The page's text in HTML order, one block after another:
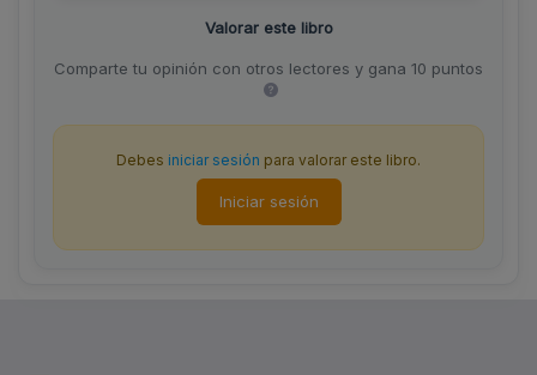
Valorar este libro
Comparte tu opinión con otros lectores y gana 10 puntos
Debes iniciar sesión para valorar este libro.
Iniciar sesión